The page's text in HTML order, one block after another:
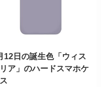
12日の誕生色「ウィス
ア」のハードスマホケ